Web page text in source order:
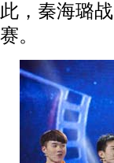
此，秦海璐
赛。